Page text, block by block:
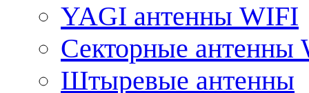
YAGI антенны WIFI
Секторные антенны
Штыревые антенны